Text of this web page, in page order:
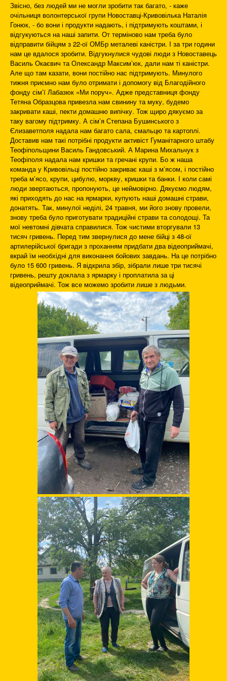
Звісно, без людей ми не могли зробити так багато, - каже
очільниця волонтерської групи Новоставці-Кривовілька Наталія
Гонюк, - бо вони і продукти надають, і підтримують коштами, і
відгукуються на наші запити. От терміново нам треба було
відправити бійцям з 22-ої ОМБр металеві каністри. І за три години
нам це вдалося зробити. Відгукнулися чудові люди з Новоставець
Василь Окаєвич та Олександр Максим’юк, дали нам ті каністри.
Але що там казати, вони постійно нас підтримують. Минулого
тижня приємно нам було отримати і допомогу від Благодійного
фонду сім’ї Лабазюк «Ми поруч». Адже представниця фонду
Тетяна Образцова привезла нам свинину та муку, будемо
закривати каші, пекти домашню випічку. Тож щиро дякуємо за
таку вагому підтримку. А сім’я Степана Бушинського з
Єлизаветполя надала нам багато сала, смальцю та картоплі.
Доставив нам такі потрібні продукти активіст Гуманітарного штабу
Теофіпольщини Василь Гандовський. А Марина Михальчук з
Теофіполя надала нам кришки та гречані крупи. Бо ж наша
команда у Кривовільці постійно закриває каші з м’ясом, і постійно
треба м’ясо, крупи, цибулю, моркву, кришки та банки. І коли самі
люди звертаються, пропонують, це неймовірно. Дякуємо людям,
які приходять до нас на ярмарки, купують наші домашні страви,
донатять. Так, минулої неділі, 24 травня, ми його знову провели,
знову треба було приготувати традиційні страви та солодощі. Та
мої невтомні дівчата справилися. Тож чистими вторгували 13
тисяч гривень. Перед тим звернулися до мене бійці з 48-ої
артилерійської бригади з проханням придбати два відеоприймачі,
вкрай їм необхідні для виконання бойових завдань. На це потрібно
було 15 600 гривень. Я відкрила збір, зібрали лише три тисячі
гривень, решту доклала з ярмарку і проплатила за ці
відеоприймачі. Тож все можемо зробити лише з людьми.